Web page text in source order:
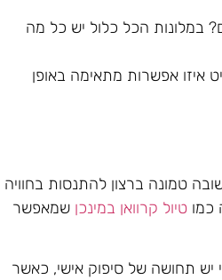
במלונות הכל כלול יש כל מה
איזו אפשרות מתאימה באופן
טמונה ברצון להתנסות בחוויה
כמו טיול קרוואן במינכן שמאפשר
יש תחושה של סיפוק אישי, כאשר